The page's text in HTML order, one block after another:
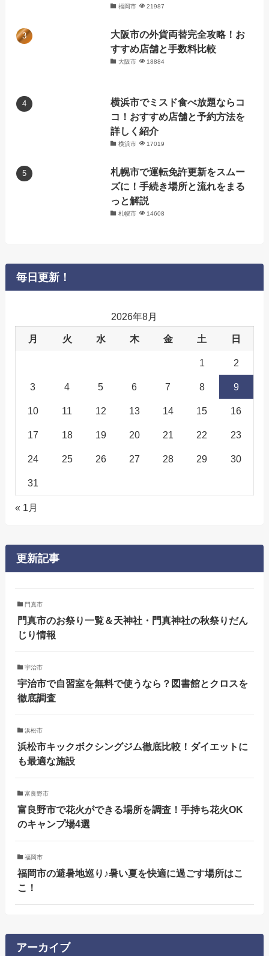
福岡市 21987
大阪市の外貨両替完全攻略！お
すすめ店舗と手数料比較
大阪市 18884
横浜市でミスド食べ放題ならコ
コ！おすすめ店舗と予約方法を
詳しく紹介
横浜市 17019
札幌市で運転免許更新をスムー
ズに！手続き場所と流れをまる
っと解説
札幌市 14608
毎日更新！
2026年8月
月 火 水 木 金 土 日
1 2
3 4 5 6 7 8 9
10 11 12 13 14 15 16
17 18 19 20 21 22 23
24 25 26 27 28 29 30
31
« 1月
更新記事
門真市
門真市のお祭り一覧＆天神社・門真神社の秋祭りだん
じり情報
宇治市
宇治市で自習室を無料で使うなら？図書館とクロスを
徹底調査
浜松市
浜松市キックボクシングジム徹底比較！ダイエットに
も最適な施設
富良野市
富良野市で花火ができる場所を調査！手持ち花火OK
のキャンプ場4選
福岡市
福岡市の避暑地巡り♪暑い夏を快適に過ごす場所はこ
こ！
アーカイブ